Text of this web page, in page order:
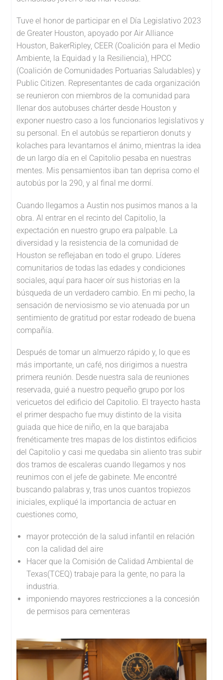
Tuve el honor de participar en el Día Legislativo 2023
de Greater Houston, apoyado por Air Alliance
Houston, BakerRipley, CEER (Coalición para el Medio
Ambiente, la Equidad y la Resiliencia), HPCC
(Coalición de Comunidades Portuarias Saludables) y
Public Citizen. Representantes de cada organización
se reunieron con miembros de la comunidad para
llenar dos autobuses chárter desde Houston y
exponer nuestro caso a los funcionarios legislativos y
su personal. En el autobús se repartieron donuts y
kolaches para levantarnos el ánimo, mientras la idea
de un largo día en el Capitolio pesaba en nuestras
mentes. Mis pensamientos iban tan deprisa como el
autobús por la 290, y al final me dormí.
Cuando llegamos a Austin nos pusimos manos a la
obra. Al entrar en el recinto del Capitolio, la
expectación en nuestro grupo era palpable. La
diversidad y la resistencia de la comunidad de
Houston se reflejaban en todo el grupo. Líderes
comunitarios de todas las edades y condiciones
sociales, aquí para hacer oír sus historias en la
búsqueda de un verdadero cambio. En mi pecho, la
sensación de nerviosismo se vio atenuada por un
sentimiento de gratitud por estar rodeado de buena
compañía.
Después de tomar un almuerzo rápido y, lo que es
más importante, un café, nos dirigimos a nuestra
primera reunión. Desde nuestra sala de reuniones
reservada, guié a nuestro pequeño grupo por los
vericuetos del edificio del Capitolio. El trayecto hasta
el primer despacho fue muy distinto de la visita
guiada que hice de niño, en la que barajaba
frenéticamente tres mapas de los distintos edificios
del Capitolio y casi me quedaba sin aliento tras subir
dos tramos de escaleras cuando llegamos y nos
reunimos con el jefe de gabinete. Me encontré
buscando palabras y, tras unos cuantos tropiezos
iniciales, expliqué la importancia de actuar en
cuestiones como,
mayor protección de la salud infantil en relación
con la calidad del aire
Hacer que la Comisión de Calidad Ambiental de
Texas(TCEQ) trabaje para la gente, no para la
industria.
imponiendo mayores restricciones a la concesión
de permisos para cementeras